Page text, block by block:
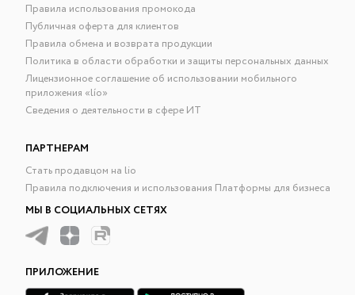
Правила использования промокода
Публичная оферта для клиентов
Правила обмена и возврата продукции
Политика в области обработки и защиты персональных данных
Лицензионное соглашение об использовании мобильного
приложения «lío»
Сведения о деятельности в сфере ИТ
ПАРТНЕРАМ
Стать продавцом на lio
Правила подключения и использования Платформы для бизнеса
МЫ В СОЦИАЛЬНЫХ СЕТЯХ
ПРИЛОЖЕНИЕ